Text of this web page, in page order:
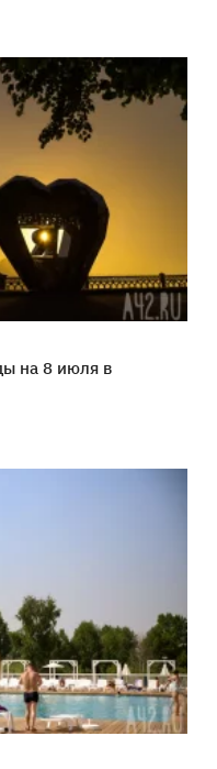
на 8 июля в